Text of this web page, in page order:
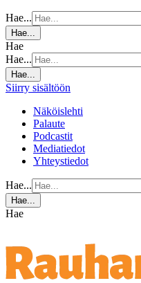
Hae...
Hae...
Hae
Hae...
Hae...
Siirry sisältöön
Näköislehti
Palaute
Podcastit
Mediatiedot
Yhteystiedot
Hae...
Hae...
Hae